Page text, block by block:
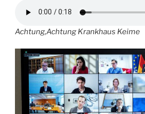
Achtung,Achtung Krankhaus Keime